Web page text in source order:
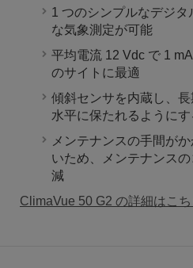
1 つのシンプルなデジ
な気象測定が可能
平均電流 12 Vdc で 1
のサイトに最適
傾斜センサを内蔵し、
水平に保たれるようにす
メンテナンスの手間が
いため、メンテナンス
減
ClimaVue 50 G2 の詳細はこち